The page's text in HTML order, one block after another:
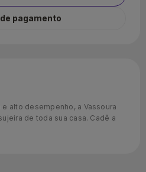
pagamento
alto desempenho, a Vassoura
de toda sua casa. Cadê a